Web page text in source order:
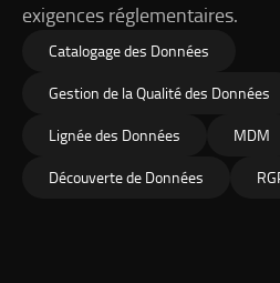
exigences réglementaires.
Catalogage des Données
Gestion de la Qualité des Données
Lignée des Données
MDM
Découverte de Données